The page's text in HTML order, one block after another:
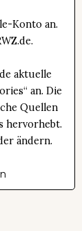
Konto an.
aktuelle
an. Die
Quellen
hervorhebt.
ändern.